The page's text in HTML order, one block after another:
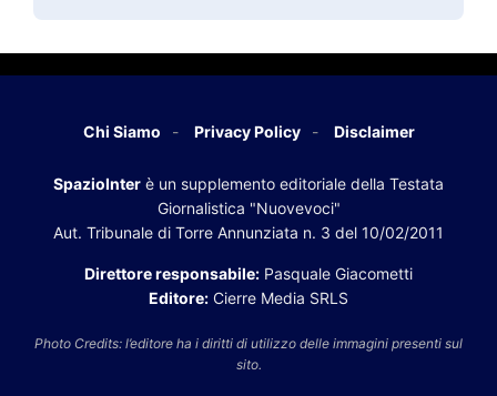
Chi Siamo Privacy Policy Disclaimer
SpazioInter è un supplemento editoriale della Testata
Giornalistica "Nuovevoci"
Aut. Tribunale di Torre Annunziata n. 3 del 10/02/2011
Direttore responsabile: Pasquale Giacometti
Editore: Cierre Media SRLS
Photo Credits: l’editore ha i diritti di utilizzo delle immagini presenti sul
sito.